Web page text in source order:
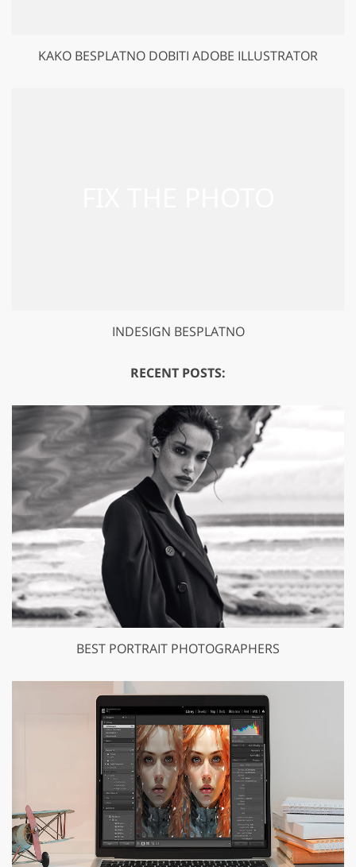
KAKO BESPLATNO DOBITI ADOBE ILLUSTRATOR
INDESIGN BESPLATNO
RECENT POSTS:
BEST PORTRAIT PHOTOGRAPHERS